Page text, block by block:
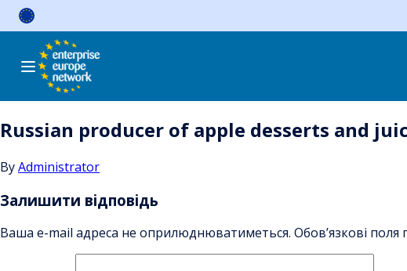
Skip
Russian producer of apple desserts and
ByAdministrator
Залишити відповідь
Ваша e-mail адреса не оприлюднюватиметься. Обов’язкові поля